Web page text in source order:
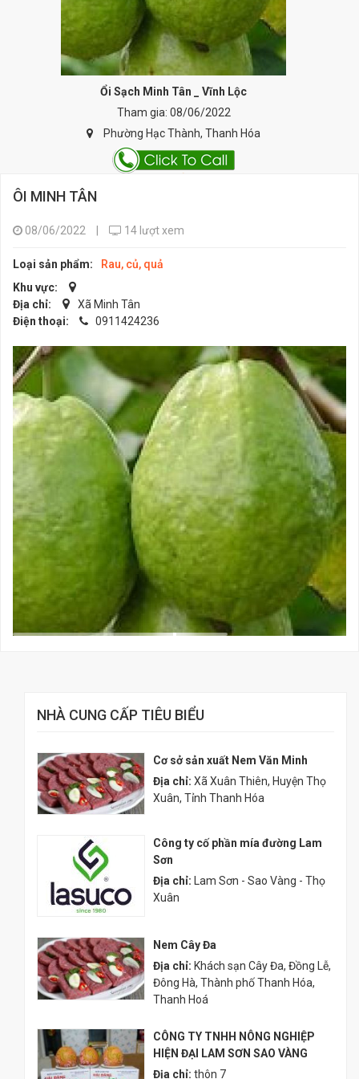
Ổi Sạch Minh Tân _ Vĩnh Lộc
Tham gia: 08/06/2022
Phường Hạc Thành, Thanh Hóa
ÔI MINH TÂN
08/06/2022 14 lượt xem
Loại sản phẩm:
Rau, củ, quả
Khu vực:
Địa chỉ:
Xã Minh Tân
Điện thoại:
0911424236
NHÀ CUNG CẤP TIÊU BIỂU
Cơ sở sản xuất Nem Văn Minh
Địa chỉ: Xã Xuân Thiên, Huyện Thọ
Xuân, Tỉnh Thanh Hóa
Công ty cố phần mía đường Lam
Sơn
Địa chỉ: Lam Sơn - Sao Vàng - Thọ
Xuân
Nem Cây Đa
Địa chỉ: Khách sạn Cây Đa, Đồng Lễ,
Đông Hà, Thành phố Thanh Hóa,
Thanh Hoá
CÔNG TY TNHH NÔNG NGHIỆP
HIỆN ĐẠI LAM SƠN SAO VÀNG
Địa chỉ: thôn 7